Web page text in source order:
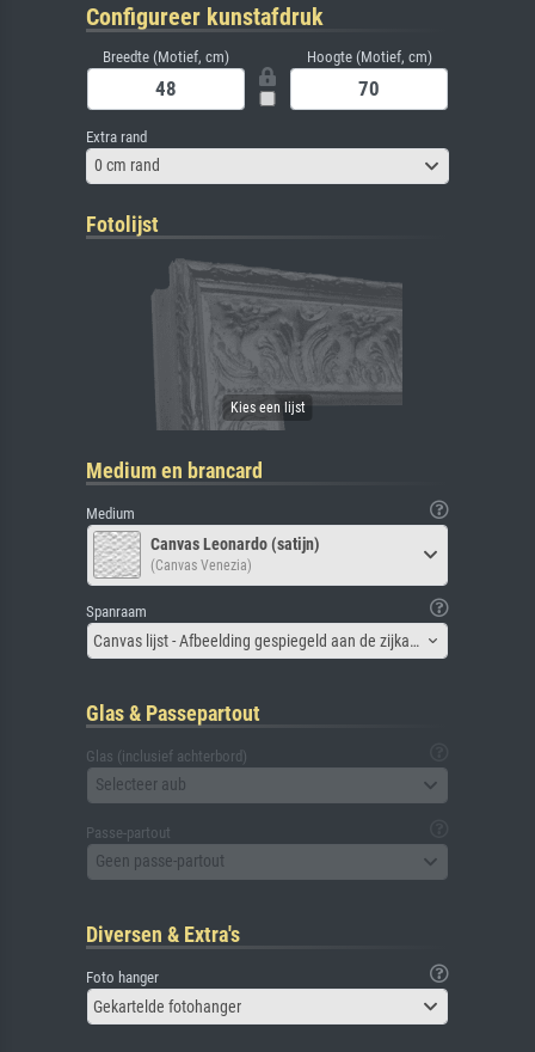
Configureer kunstafdruk
Breedte (Motief, cm) Hoogte (Motief, cm)
Extra rand
0 cm rand
Fotolijst
Medium en brancard
Medium
Canvas Leonardo (satijn)
(Canvas Venezia)
Spanraam
Canvas lijst - Afbeelding gespiegeld aan de zijkant
Glas & Passepartout
Glas (inclusief achterbord)
Selecteer aub
Passe-partout
Geen passe-partout
Diversen & Extra's
Foto hanger
Gekartelde fotohanger